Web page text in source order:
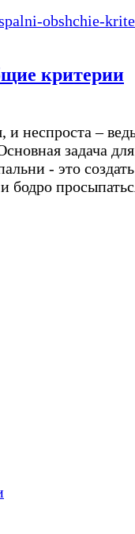
критерии
и неспроста –
задача для
- это создать
бодро